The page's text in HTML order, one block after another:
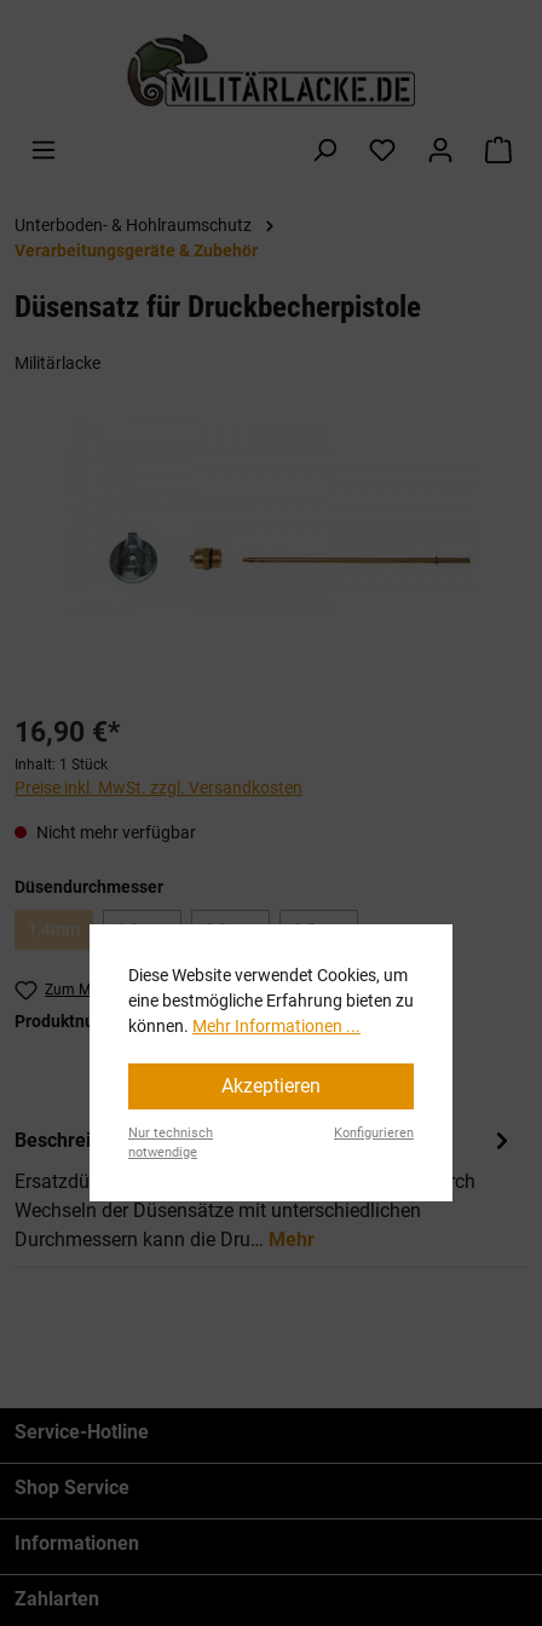
Unterboden- & Hohlraumschutz
Verarbeitungsgeräte & Zubehör
Düsensatz für Druckbecherpistole
Militärlacke
16,90 €*
Inhalt: 1 Stück
Preise inkl. MwSt. zzgl. Versandkosten
Nicht mehr verfügbar
Düsendurchmesserauswählen
1,4mm
(Diese Option ist zurzeit nicht verfügbar.)
1,8mm 2,0mm 2,5mm
Zum Merkzettel hinzufügen
Produktnummer:SW10199
Beschreibung
Ersatzdüsensatz für unsere Druckbecherpistole. Durch
Wechseln der Düsensätze mit unterschiedlichen
Durchmessern kann die Dru… Mehr
Service-Hotline
Shop Service
Informationen
Zahlarten
Diese Website verwendet Cookies, um
eine bestmögliche Erfahrung bieten zu
können. Mehr Informationen ...
Akzeptieren
Nur technisch
notwendige
Konfigurieren